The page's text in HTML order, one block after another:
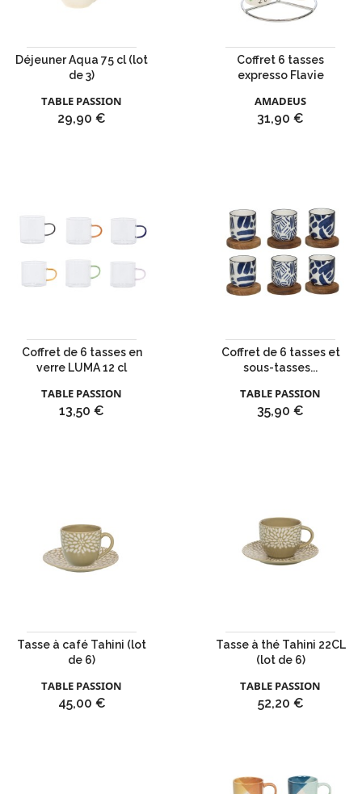
Déjeuner Aqua 75 cl (lot
de 3)
TABLE PASSION
Prix
29,90 €
Coffret 6 tasses
expresso Flavie
AMADEUS
Prix
31,90 €
Coffret de 6 tasses en
verre LUMA 12 cl
TABLE PASSION
Prix
13,50 €
Coffret de 6 tasses et
sous-tasses...
TABLE PASSION
Prix
35,90 €
Tasse à café Tahini (lot
de 6)
TABLE PASSION
Prix
45,00 €
Tasse à thé Tahini 22CL
(lot de 6)
TABLE PASSION
Prix
52,20 €